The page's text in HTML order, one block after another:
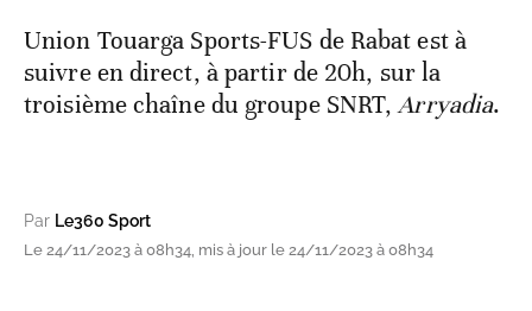
Union Touarga Sports-FUS de Rabat est à
suivre en direct, à partir de 20h, sur la
troisième chaîne du groupe SNRT,Arryadia.
Par Le360 Sport
Le 24/11/2023 à 08h34, mis à jour le 24/11/2023 à 08h34